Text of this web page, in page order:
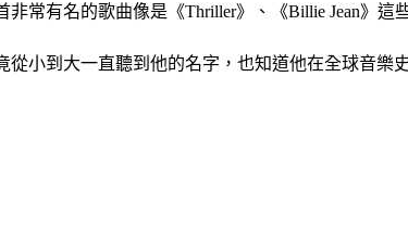
常有名的歌曲像是《Thriller》、《Billie Jean》
小到大一直聽到他的名字，也知道他在全球音樂